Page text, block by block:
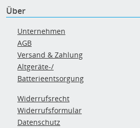
Über
Unternehmen
AGB
Versand & Zahlung
Altgeräte-/
Batterieentsorgung
Widerrufsrecht
Widerrufsformular
Datenschutz